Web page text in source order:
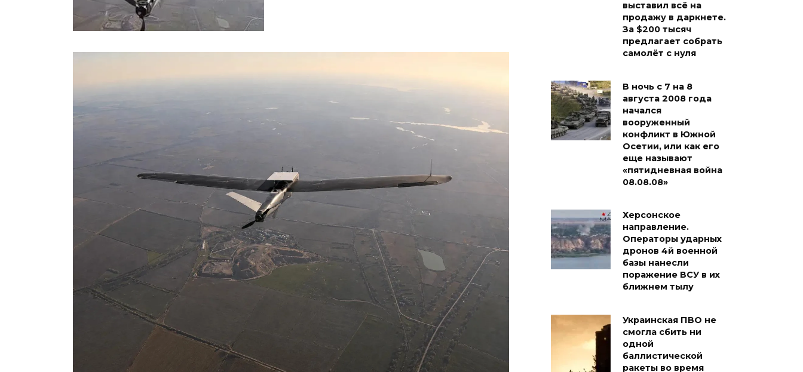
выставил всё на
продажу в даркнете.
За $200 тысяч
предлагает собрать
самолёт с нуля
В ночь с 7 на 8
августа 2008 года
начался
вооруженный
конфликт в Южной
Осетии, или как его
еще называют
«пятидневная война
08.08.08»
Херсонское
направление.
Операторы ударных
дронов 4й военной
базы нанесли
поражение ВСУ в их
ближнем тылу
Украинская ПВО не
смогла сбить ни
одной
баллистической
ракеты во время